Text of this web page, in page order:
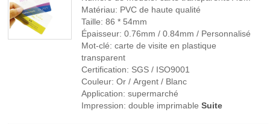
Matériau: PVC de haute qualité
Taille: 86 * 54mm
Épaisseur: 0.76mm / 0.84mm / Personnalisé
Mot-clé: carte de visite en plastique
transparent
Certification: SGS / ISO9001
Couleur: Or / Argent / Blanc
Application: supermarché
Impression: double imprimable Suite